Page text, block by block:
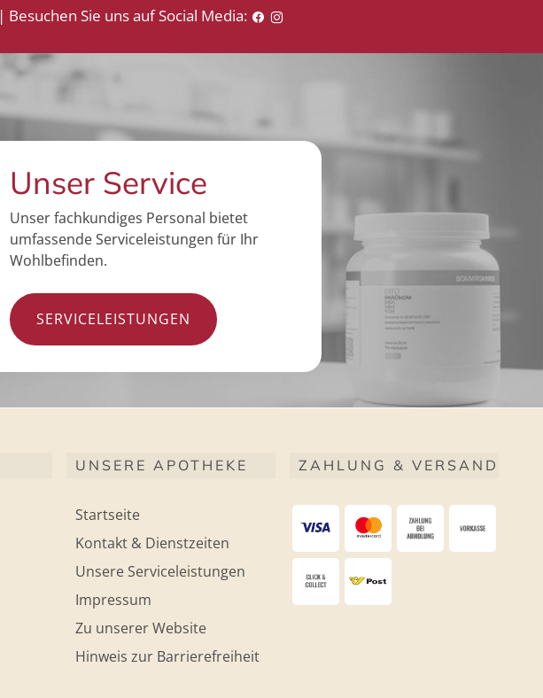
| Besuchen Sie uns auf Social Media:
Unser Service
Unser fachkundiges Personal bietet
umfassende Serviceleistungen für Ihr
Wohlbefinden.
SERVICELEISTUNGEN
UNSERE APOTHEKE
Startseite
Kontakt & Dienstzeiten
Unsere Serviceleistungen
Impressum
Zu unserer Website
Hinweis zur Barrierefreiheit
ZAHLUNG & VERSAND